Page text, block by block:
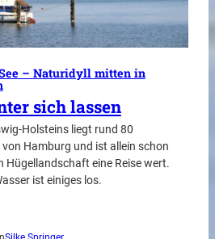
– Naturidyll mitten in
sich lassen
Holsteins liegt rund 80
Hamburg und ist allein schon
Hügellandschaft eine Reise wert.
ist einiges los.